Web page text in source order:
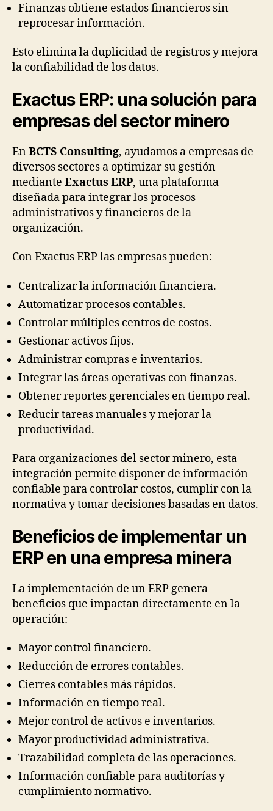
Finanzas obtiene estados financieros sin
reprocesar información.
Esto elimina la duplicidad de registros y mejora
la confiabilidad de los datos.
Exactus ERP: una solución para
empresas del sector minero
EnBCTS Consulting, ayudamos a empresas de
diversos sectores a optimizar su gestión
mediante Exactus ERP, una plataforma
diseñada para integrar los procesos
administrativos y financieros de la
organización.
Con Exactus ERP las empresas pueden:
Centralizar la información financiera.
Automatizar procesos contables.
Controlar múltiples centros de costos.
Gestionar activos fijos.
Administrar compras e inventarios.
Integrar las áreas operativas con finanzas.
Obtener reportes gerenciales en tiempo real.
Reducir tareas manuales y mejorar la
productividad.
Para organizaciones del sector minero, esta
integración permite disponer de información
confiable para controlar costos, cumplir con la
normativa y tomar decisiones basadas en datos.
Beneficios de implementar un
ERP en una empresa minera
La implementación de un ERP genera
beneficios que impactan directamente en la
operación:
Mayor control financiero.
Reducción de errores contables.
Cierres contables más rápidos.
Información en tiempo real.
Mejor control de activos e inventarios.
Mayor productividad administrativa.
Trazabilidad completa de las operaciones.
Información confiable para auditorías y
cumplimiento normativo.